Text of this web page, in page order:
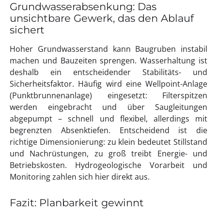
Grundwasserabsenkung: Das
unsichtbare Gewerk, das den Ablauf
sichert
Hoher Grundwasserstand kann Baugruben instabil
machen und Bauzeiten sprengen. Wasserhaltung ist
deshalb ein entscheidender Stabilitäts- und
Sicherheitsfaktor. Häufig wird eine Wellpoint-Anlage
(Punktbrunnenanlage) eingesetzt: Filterspitzen
werden eingebracht und über Saugleitungen
abgepumpt – schnell und flexibel, allerdings mit
begrenzten Absenktiefen. Entscheidend ist die
richtige Dimensionierung: zu klein bedeutet Stillstand
und Nachrüstungen, zu groß treibt Energie- und
Betriebskosten. Hydrogeologische Vorarbeit und
Monitoring zahlen sich hier direkt aus.
Fazit: Planbarkeit gewinnt